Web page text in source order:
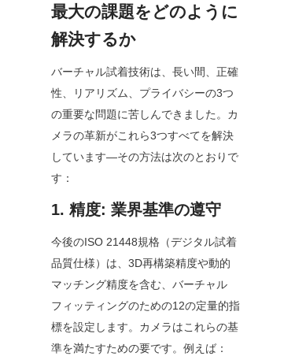
最大の課題をどのように
解決するか
バーチャル試着技術は、長い間、正確
性、リアリズム、プライバシーの3つ
の重要な問題に苦しんできました。カ
メラの革新がこれら3つすべてを解決
しています—その方法は次のとおりで
す：
1. 精度: 業界基準の遵守
今後のISO 21448規格（デジタル試着
品質仕様）は、3D再構築精度や動的
マッチング精度を含む、バーチャル
フィッティングのための12の定量的指
標を設定します。カメラはこれらの基
準を満たすための要です。例えば：